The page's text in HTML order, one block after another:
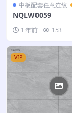
中板配套任意连纹
NQLW0059
1 年前 153
VIP